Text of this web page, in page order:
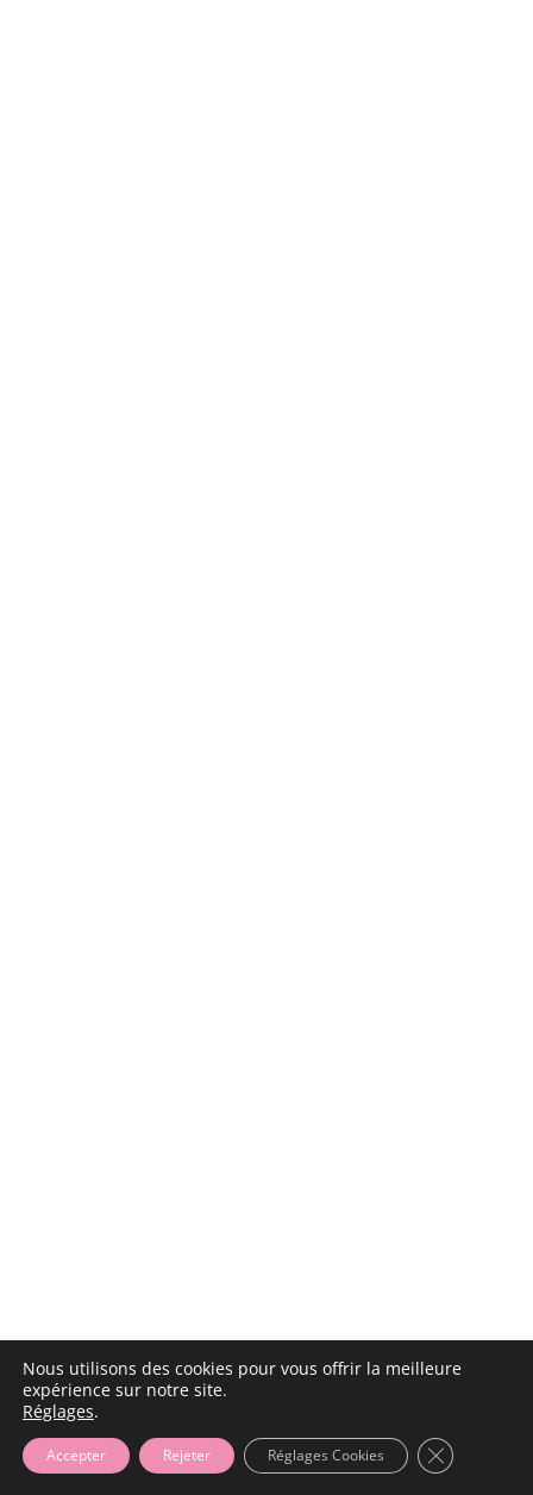
Nous utilisons des cookies pour vous offrir la meilleure
expérience sur notre site.
Réglages.
Accepter Rejeter Réglages Cookies Fermer la